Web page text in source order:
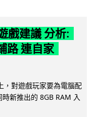
戲建議 分析:
路 連自家
對遊戲玩家要為電腦配
新推出的 8GB RAM 入